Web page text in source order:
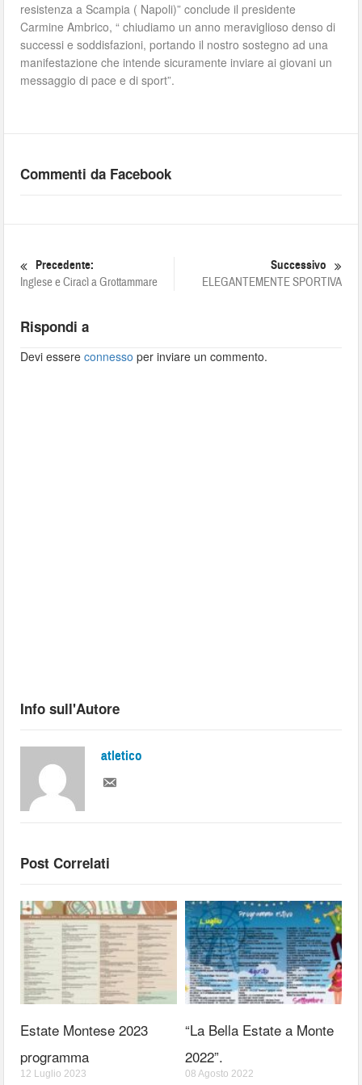
resistenza a Scampia ( Napoli)” conclude il presidente
Carmine Ambrico, “ chiudiamo un anno meraviglioso denso di
successi e soddisfazioni, portando il nostro sostegno ad una
manifestazione che intende sicuramente inviare ai giovani un
messaggio di pace e di sport”.
Commenti da Facebook
Precedente:
Inglese e Ciracì a Grottammare
Successivo
ELEGANTEMENTE SPORTIVA
Rispondi a
Devi essereconnesso per inviare un commento.
Info sull'Autore
atletico
Post Correlati
Estate Montese 2023
programma
12 Luglio 2023
“La Bella Estate a Monte
2022”.
08 Agosto 2022